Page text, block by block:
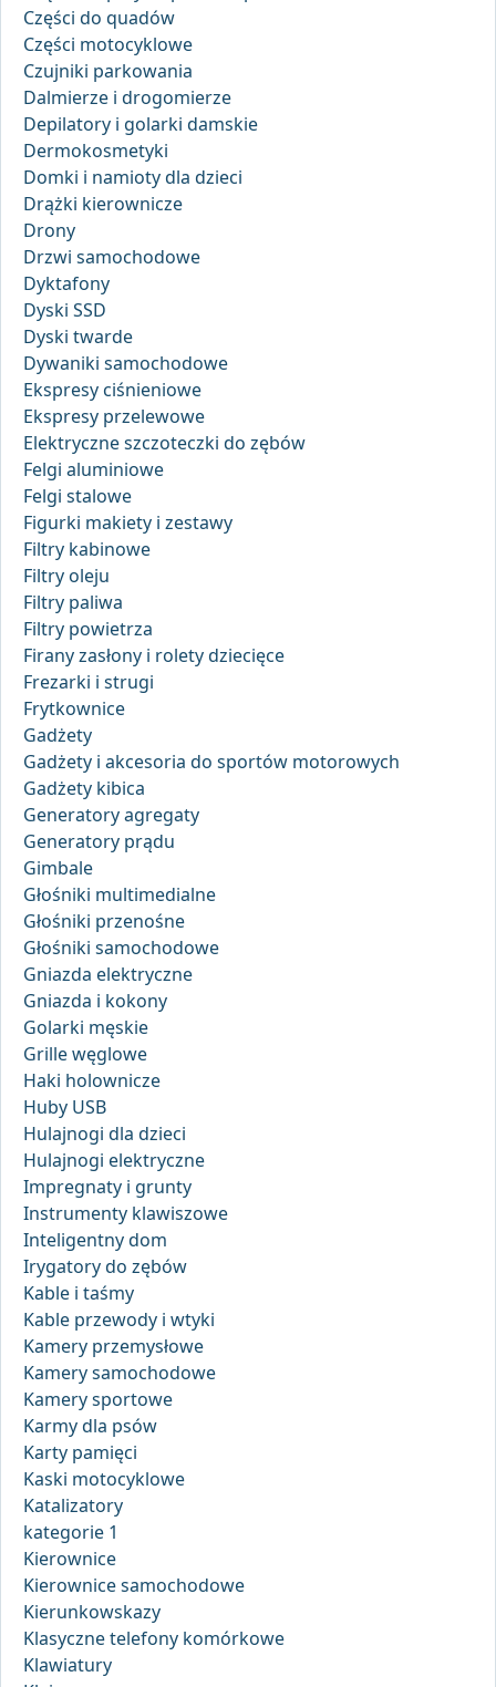
Części do quadów
Części motocyklowe
Czujniki parkowania
Dalmierze i drogomierze
Depilatory i golarki damskie
Dermokosmetyki
Domki i namioty dla dzieci
Drążki kierownicze
Drony
Drzwi samochodowe
Dyktafony
Dyski SSD
Dyski twarde
Dywaniki samochodowe
Ekspresy ciśnieniowe
Ekspresy przelewowe
Elektryczne szczoteczki do zębów
Felgi aluminiowe
Felgi stalowe
Figurki makiety i zestawy
Filtry kabinowe
Filtry oleju
Filtry paliwa
Filtry powietrza
Firany zasłony i rolety dziecięce
Frezarki i strugi
Frytkownice
Gadżety
Gadżety i akcesoria do sportów motorowych
Gadżety kibica
Generatory agregaty
Generatory prądu
Gimbale
Głośniki multimedialne
Głośniki przenośne
Głośniki samochodowe
Gniazda elektryczne
Gniazda i kokony
Golarki męskie
Grille węglowe
Haki holownicze
Huby USB
Hulajnogi dla dzieci
Hulajnogi elektryczne
Impregnaty i grunty
Instrumenty klawiszowe
Inteligentny dom
Irygatory do zębów
Kable i taśmy
Kable przewody i wtyki
Kamery przemysłowe
Kamery samochodowe
Kamery sportowe
Karmy dla psów
Karty pamięci
Kaski motocyklowe
Katalizatory
kategorie 1
Kierownice
Kierownice samochodowe
Kierunkowskazy
Klasyczne telefony komórkowe
Klawiatury